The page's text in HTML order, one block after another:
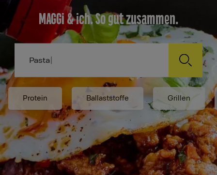
MAGGI & ich. So gut zusammen.
Pasta
Protein Ballaststoffe Grillen